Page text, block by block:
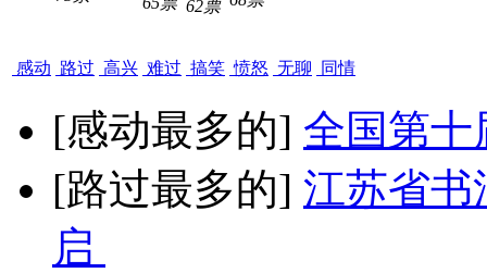
感动 路过 高兴 难过
62票
搞笑 愤怒 无聊 同情
[感动最多的] 全国第十
[路过最多的] 江苏省书
启